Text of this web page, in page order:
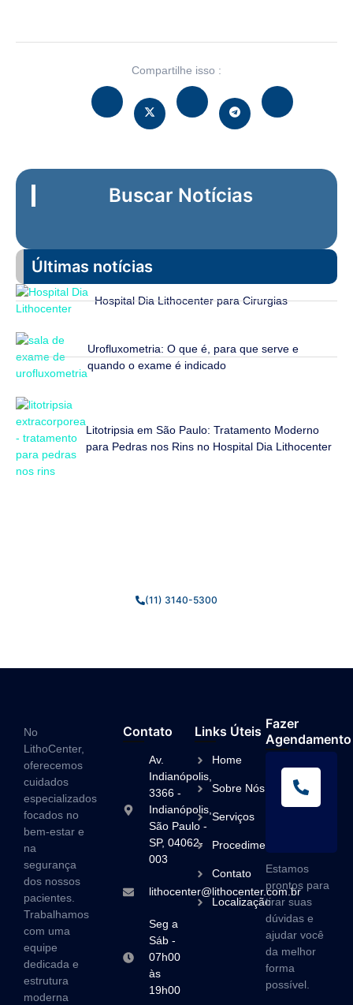
Compartilhe isso :
Buscar Notícias
Últimas notícias
Hospital Dia Lithocenter para Cirurgias
Urofluxometria: O que é, para que serve e
quando o exame é indicado
Litotripsia em São Paulo: Tratamento Moderno
para Pedras nos Rins no Hospital Dia Lithocenter
(11) 3140-5300
No
LithoCenter,
oferecemos
cuidados
especializados
focados no
bem-estar e
na
segurança
dos nossos
pacientes.
Trabalhamos
com uma
equipe
dedicada e
estrutura
moderna
Contato
Av.
Indianópolis,
3366 -
Indianópolis,
São Paulo -
SP, 04062-
003
lithocenter@lithocenter.com.br
Seg a
Sáb -
07h00
às
19h00
Links Úteis
Home
Sobre Nós
Serviços
Procedimentos
Contato
Localização
Fazer
Agendamento
Estamos
prontos para
tirar suas
dúvidas e
ajudar você
da melhor
forma
possível.